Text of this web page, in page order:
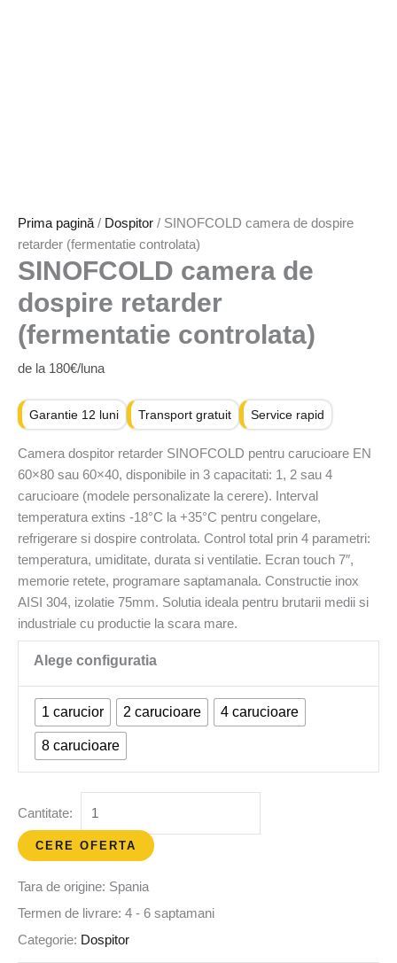
Prima pagină / Dospitor / SINOFCOLD camera de dospire
retarder (fermentatie controlata)
SINOFCOLD camera de
dospire retarder
(fermentatie controlata)
de la 180€/luna
Garantie 12 luni Transport gratuit Service rapid
Camera dospitor retarder SINOFCOLD pentru carucioare EN
60×80 sau 60×40, disponibile in 3 capacitati: 1, 2 sau 4
carucioare (modele personalizate la cerere). Interval
temperatura extins -18°C la +35°C pentru congelare,
refrigerare si dospire controlata. Control total prin 4 parametri:
temperatura, umiditate, durata si ventilatie. Ecran touch 7″,
memorie retete, programare saptamanala. Constructie inox
AISI 304, izolatie 75mm. Solutia ideala pentru brutarii medii si
industriale cu productie la scara mare.
1 carucior 2 carucioare 4 carucioare
8 carucioare
CERE OFERTA
Termen de livrare: 4 - 6 saptamani
Categorie: Dospitor
Tara de origine: Spania